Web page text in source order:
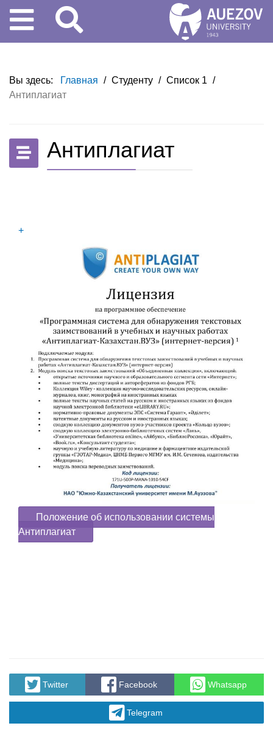
Вы здесь: Главная / Студенту / Список 1 /
Антиплагиат
Антиплагиат
+
Положение об использовании системы
Антиплагиат
Twitter Facebook Whatsapp
Telegram